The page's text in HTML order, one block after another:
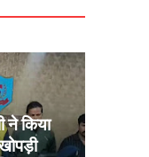
ने किया